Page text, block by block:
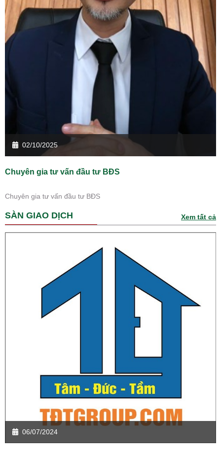
02/10/2025
Chuyên gia tư vấn đầu tư BĐS
Chuyên gia tư vấn đầu tư BĐS
SÀN GIAO DỊCH Xem tất cả
06/07/2024